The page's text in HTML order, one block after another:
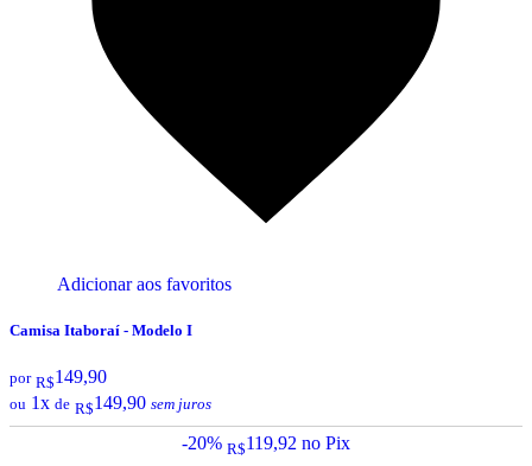
Adicionar aos favoritos
Camisa Itaboraí - Modelo I
por R$149,90
ou 1x de R$149,90 sem juros
-20% R$119,92 no Pix